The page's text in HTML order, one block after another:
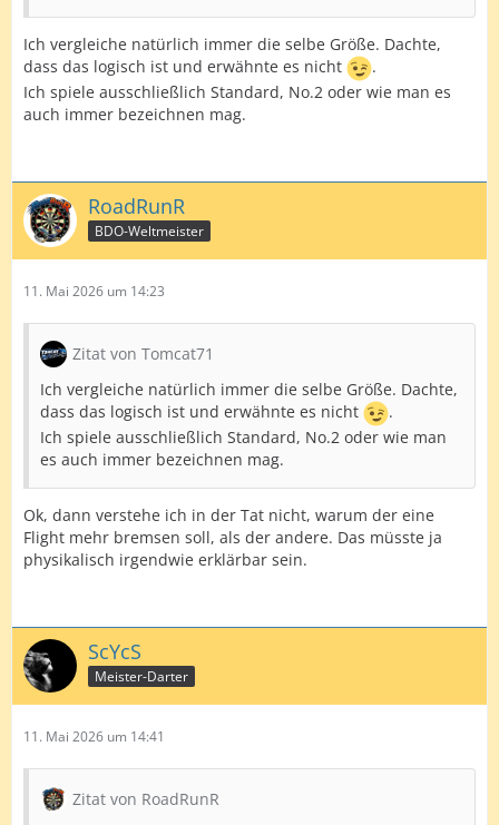
Ich vergleiche natürlich immer die selbe Größe. Dachte,
dass das logisch ist und erwähnte es nicht
.
Ich spiele ausschließlich Standard, No.2 oder wie man es
auch immer bezeichnen mag.
RoadRunR
BDO-Weltmeister
11. Mai 2026 um 14:23
Zitat von Tomcat71
Ich vergleiche natürlich immer die selbe Größe. Dachte,
dass das logisch ist und erwähnte es nicht
.
Ich spiele ausschließlich Standard, No.2 oder wie man
es auch immer bezeichnen mag.
Ok, dann verstehe ich in der Tat nicht, warum der eine
Flight mehr bremsen soll, als der andere. Das müsste ja
physikalisch irgendwie erklärbar sein.
ScYcS
Meister-Darter
11. Mai 2026 um 14:41
Zitat von RoadRunR